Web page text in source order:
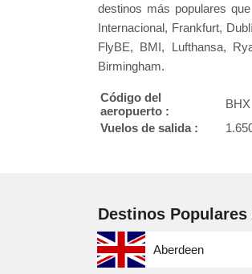
destinos más populares
Internacional, Frankfurt,
FlyBE, BMI, Lufthansa,
Birmingham.
Código del
aeropuerto :
BHX
Vuelos de salida :
Destinos
Aberdeen